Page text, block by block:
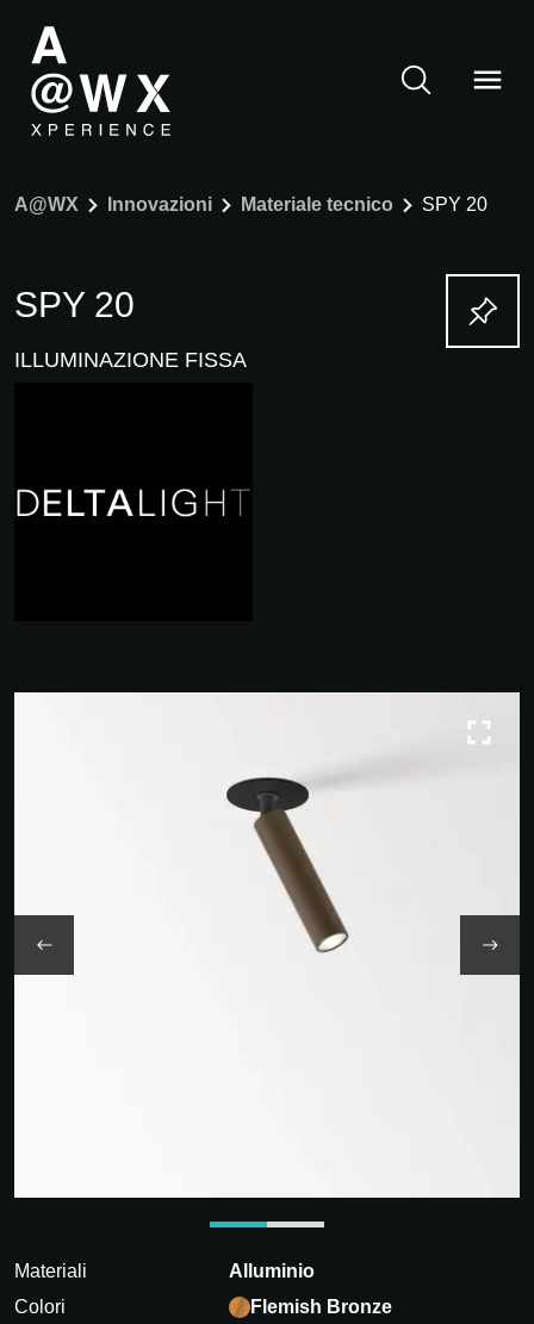
A@WX Innovazioni Materiale tecnico SPY 20
SPY 20
ILLUMINAZIONE FISSA
Materiali
Alluminio
Colori
Flemish Bronze